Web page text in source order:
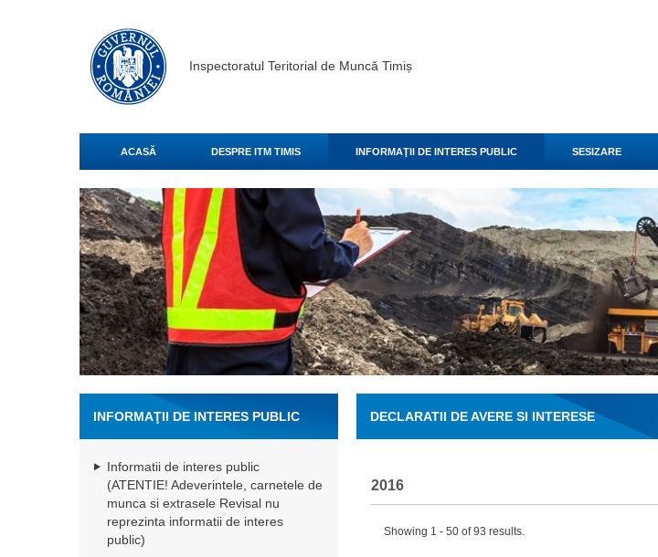
Inspectoratul Teritorial de Muncă Timiș
ACASĂ DESPRE ITM TIMIS INFORMAŢII DE INTERES PUBLIC SESIZARE
INFORMAŢII DE INTERES PUBLIC
Informatii de interes public
(ATENTIE! Adeverintele, carnetele de
munca si extrasele Revisal nu
reprezinta informatii de interes
public)
DECLARATII DE AVERE SI INTERESE
2016
Showing 1 - 50 of 93 results.